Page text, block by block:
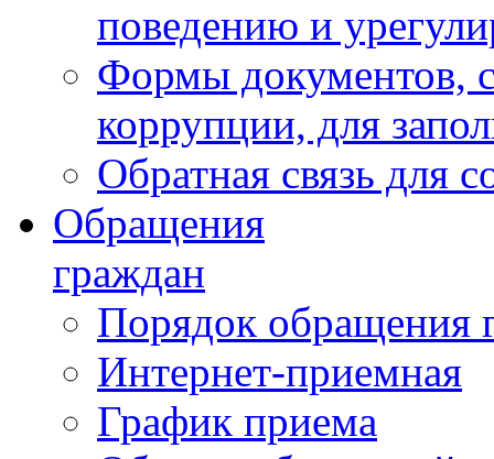
поведению и
Формы документов,
коррупции, для
Обратная связь для
Обращения
граждан
Порядок обращения
Интернет-приемная
График приема